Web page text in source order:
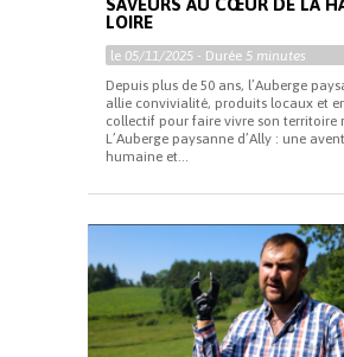
LOIRE
le 05/11/2025 - Durée 5 minutes
Depuis plus de 50 ans, l’Auberge
allie convivialité, produits locaux et
collectif pour faire vivre son territoire
L’Auberge paysanne d’Ally : une
humaine et...